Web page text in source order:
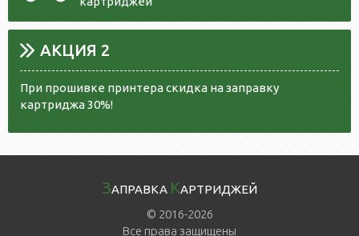
АКЦИЯ 2
При прошивке принтера скидка на заправку
картриджа 30%!
ЗАПРАВКА КАРТРИДЖЕЙ
© 2016-2026
Все права защищены